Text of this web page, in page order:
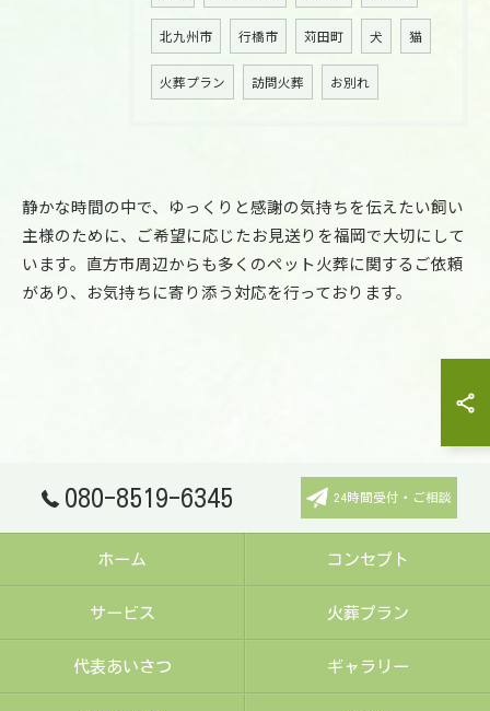
北九州市 行橋市 苅田町 犬 猫
火葬プラン 訪問火葬 お別れ
静かな時間の中で、ゆっくりと感謝の気持ちを伝えたい飼い
主様のために、ご希望に応じたお見送りを福岡で大切にして
います。直方市周辺からも多くのペット火葬に関するご依頼
があり、お気持ちに寄り添う対応を行っております。
080-8519-6345 24時間受付・ご相談
ホーム コンセプト
サービス 火葬プラン
代表あいさつ ギャラリー